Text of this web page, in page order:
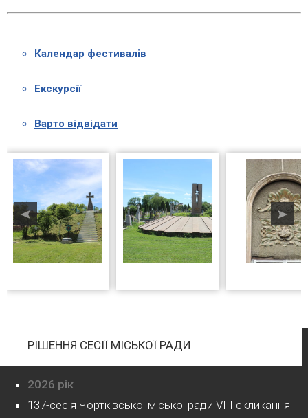
Календар фестивалів
Екскурсії
Варто відвідати
РІШЕННЯ СЕСІЇ МІСЬКОЇ РАДИ
2026 рік
137-сесія Чортківської міської ради VIII скликання